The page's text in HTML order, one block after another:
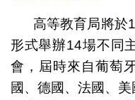
高等教育局將於
形式舉辦14場不同
會，屆時來自葡萄
國、德國、法國、